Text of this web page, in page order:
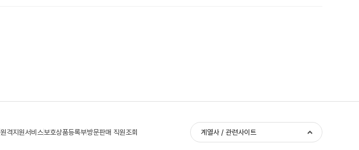
원격지원서비스보호상품등록부방문판매 직원조회 계열사 / 관련사이트